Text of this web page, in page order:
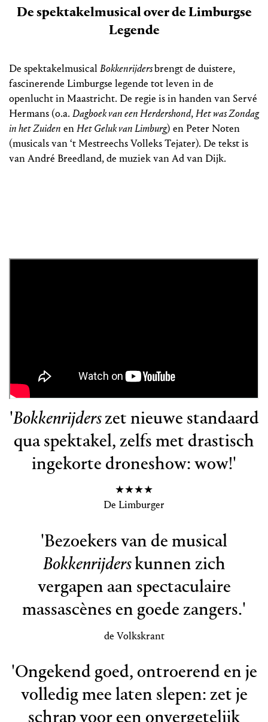
De spektakelmusical over de Limburgse
Legende
De spektakelmusicalBokkenrijdersbrengt de duistere,
fascinerende Limburgse legende tot leven in de
openlucht in Maastricht. De regie is in handen van Servé
Hermans (o.a. Dagboek van een Herdershond,Het was Zondag
in het Zuiden enHet Geluk van Limburg) en Peter Noten
(musicals van ‘t Mestreechs Volleks Tejater). De tekst is
van André Breedland, de muziek van Ad van Dijk.
'Bokkenrijderszet nieuwe standaard
qua spektakel, zelfs met drastisch
ingekorte droneshow: wow!'
★★★★
De Limburger
'Bezoekers van de musical
Bokkenrijderskunnen zich
vergapen aan spectaculaire
massascènes en goede zangers.'
de Volkskrant
'Ongekend goed, ontroerend en je
volledig mee laten slepen: zet je
schrap voor een onvergetelijk